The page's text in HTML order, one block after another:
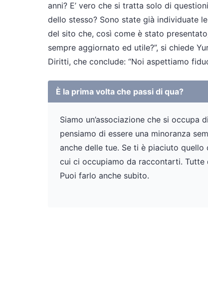
anni? E’ vero che si tratta solo di
dello stesso? Sono state già individuate
del sito che, così come è stato
sempre aggiornato ed utile?”, si chiede
Diritti, che conclude: “Noi aspettiamo
È la prima volta che passi di qua?
Siamo un’associazione che si
pensiamo di essere una minoranza
anche delle tue. Se ti è piaciuto
cui ci occupiamo da raccontarti.
Puoi farlo anche subito.